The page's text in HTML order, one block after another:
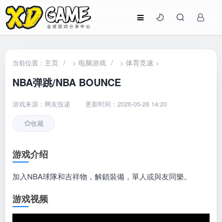
当前位置： 主页 / > 电脑游戏 / >体育竞速 >
NBA弹跳/NBA BOUNCE
游戏来源：网友投递 更新时间：2026-05-28 14:20
收藏
游戏介绍
加入NBA球隊和吉祥物，解鎖裝備，單人或與友同樂。
游戏视频